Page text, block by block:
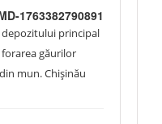
1763382790891
principal
găurilor
mun. Chișinău